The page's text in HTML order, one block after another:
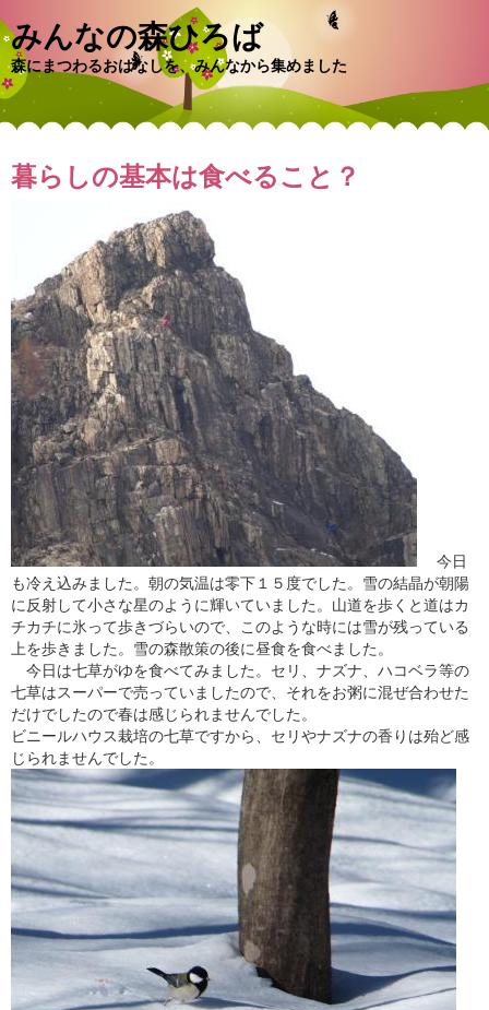
みんなの森ひろば
森にまつわるおはなしを、みんなから集めました
暮らしの基本は食べること？
今日
も冷え込みました。朝の気温は零下１５度でした。雪の結晶が朝陽
に反射して小さな星のように輝いていました。山道を歩くと道はカ
チカチに氷って歩きづらいので、このような時には雪が残っている
上を歩きました。雪の森散策の後に昼食を食べました。
今日は七草がゆを食べてみました。セリ、ナズナ、ハコベラ等の
七草はスーパーで売っていましたので、それをお粥に混ぜ合わせた
だけでしたので春は感じられませんでした。
ビニールハウス栽培の七草ですから、セリやナズナの香りは殆ど感
じられませんでした。